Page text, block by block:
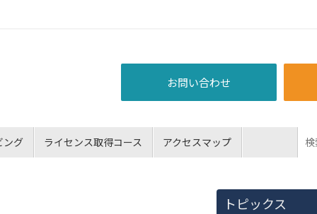
お問い合わせ
ング ライセンス取得コース アクセスマップ
トピックス